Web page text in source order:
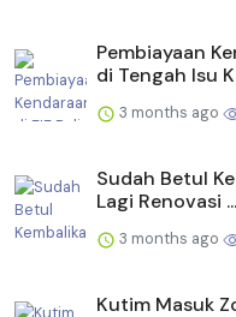
Pembiayaan
di Tengah Isu
3 months ago
Sudah Betul
Lagi Renovasi ...
3 months ago
Kutim Masuk